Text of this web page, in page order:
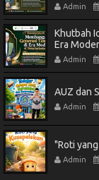
Admin
Khutbah
Era
Admin
AUZ dan
Admin
"Roti
Admin